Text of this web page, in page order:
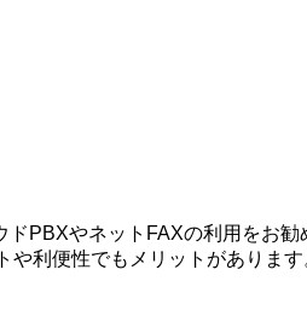
PBXやネットFAXの利用をお勧
利便性でもメリットがありま